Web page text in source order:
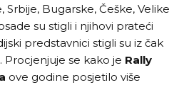
Srbije, Bugarske, Češke, Velike
su stigli i njihovi prateći
predstavnici stigli su iz čak
Procjenjuje se kako je Rally
ove godine posjetilo više